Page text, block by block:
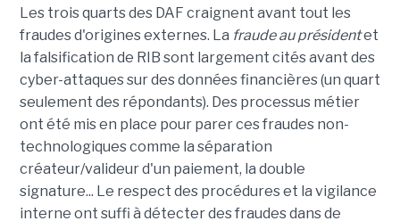
Les trois quarts des DAF craignent avant tout les
fraudes d'origines externes. La fraude au présidentet
la falsification de RIB sont largement cités avant des
cyber-attaques sur des données financières (un quart
seulement des répondants). Des processus métier
ont été mis en place pour parer ces fraudes non-
technologiques comme la séparation
créateur/valideur d'un paiement, la double
signature... Le respect des procédures et la vigilance
interne ont suffi à détecter des fraudes dans de